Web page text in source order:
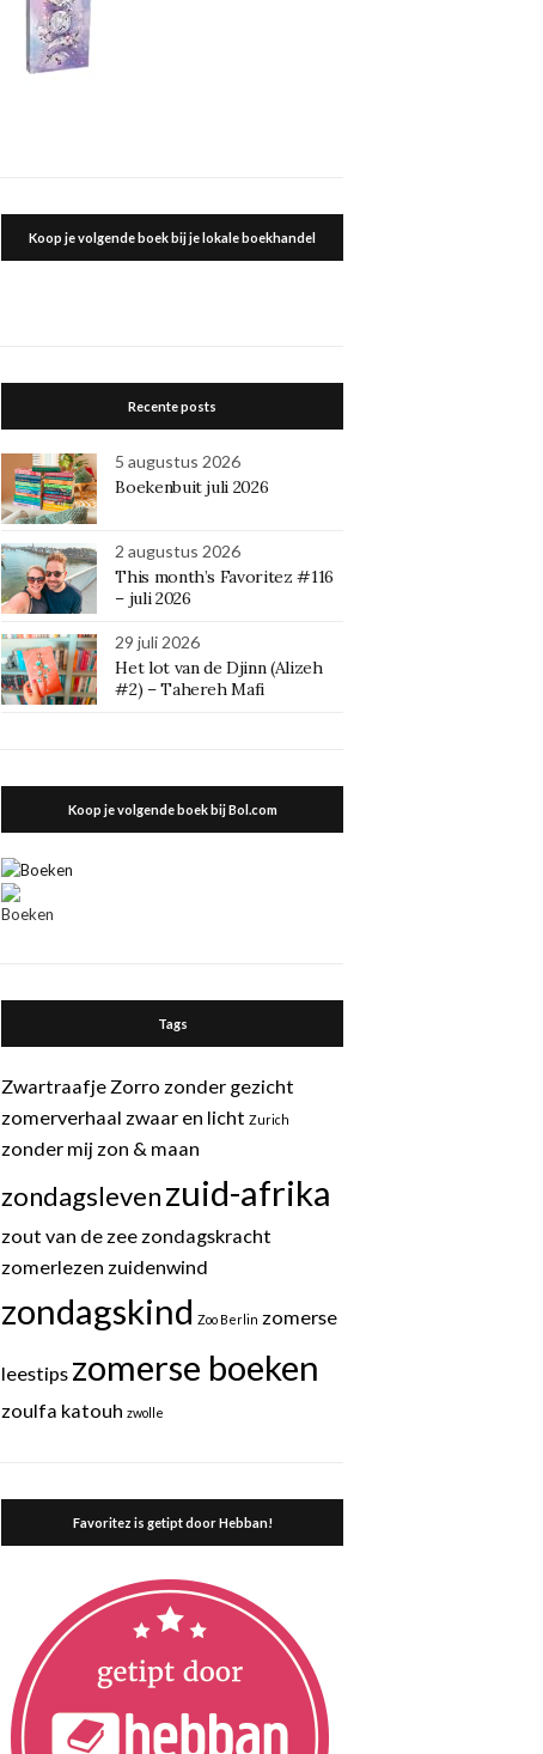
Koop je volgende boek bij je lokale boekhandel
Recente posts
5 augustus 2026
Boekenbuit juli 2026
2 augustus 2026
This month’s Favoritez #116
– juli 2026
29 juli 2026
Het lot van de Djinn (Alizeh
#2) – Tahereh Mafi
Koop je volgende boek bij Bol.com
Tags
Zwartraafje Zorro zonder gezicht
zomerverhaal zwaar en licht Zurich
zonder mij zon & maan
zondagslevenzuid-afrika
zout van de zee zondagskracht
zomerlezen zuidenwind
zondagskind Zoo Berlin zomerse
leestips zomerse boeken
zoulfa katouh zwolle
Favoritez is getipt door Hebban!